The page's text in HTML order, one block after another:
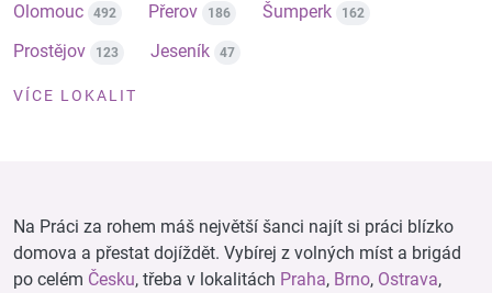
Olomouc 492 Přerov 186 Šumperk 162
Prostějov 123 Jeseník 47
VÍCE LOKALIT
Na Práci za rohem máš největší šanci najít si práci blízko
domova a přestat dojíždět. Vybírej z volných míst a brigád
po celém Česku, třeba v lokalitách Praha, Brno, Ostrava,